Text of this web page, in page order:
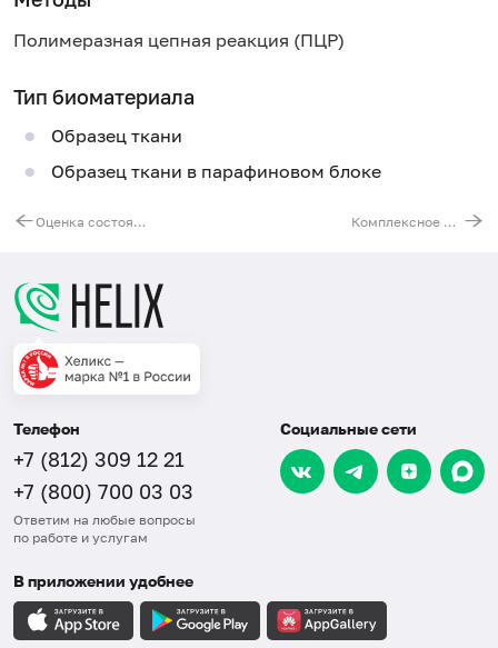
Полимеразная цепная реакция (ПЦР)
Тип биоматериала
Образец ткани
Образец ткани в парафиновом блоке
Оценка состояния здоровья после СOVID-19 Комплексное молекулярно-генетическое исследование при раке молочной железы
Телефон
+7 (812) 309 12 21
+7 (800) 700 03 03
Ответим на любые вопросы
по работе и услугам
Социальные сети
В приложении удобнее